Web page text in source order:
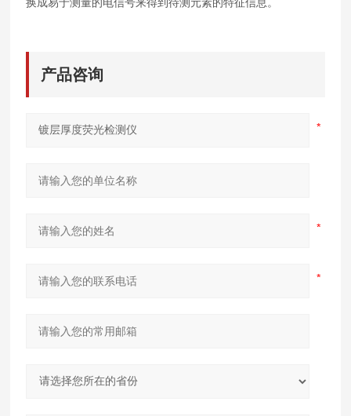
换成易于测量的电信号来得到待测元素的特征信息。
产品咨询